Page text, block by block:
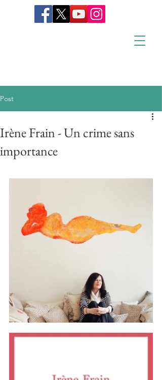
Post
Irène Frain - Un crime sans
importance